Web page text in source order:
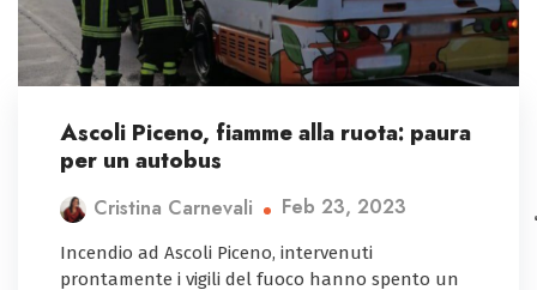
Ascoli Piceno, fiamme alla ruota: paura
per un autobus
Cristina Carnevali Feb 23, 2023
Incendio ad Ascoli Piceno, intervenuti
prontamente i vigili del fuoco hanno spento un